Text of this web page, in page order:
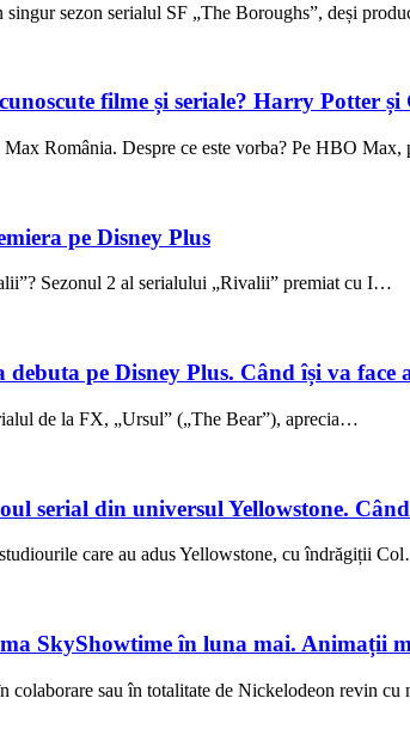
singur sezon serialul SF „The Boroughs”, deși
filme și seriale? Harry Potter
România. Despre ce este vorba? Pe HBO
pe Disney Plus
Sezonul 2 al serialului „Rivalii” premiat cu I…
debuta pe Disney Plus. Când își va
de la FX, „Ursul” („The Bear”), aprecia…
serial din universul Yellowstone.
care au adus Yellowstone, cu îndrăgiții
SkyShowtime în luna mai. Animații
colaborare sau în totalitate de Nickelodeon revin